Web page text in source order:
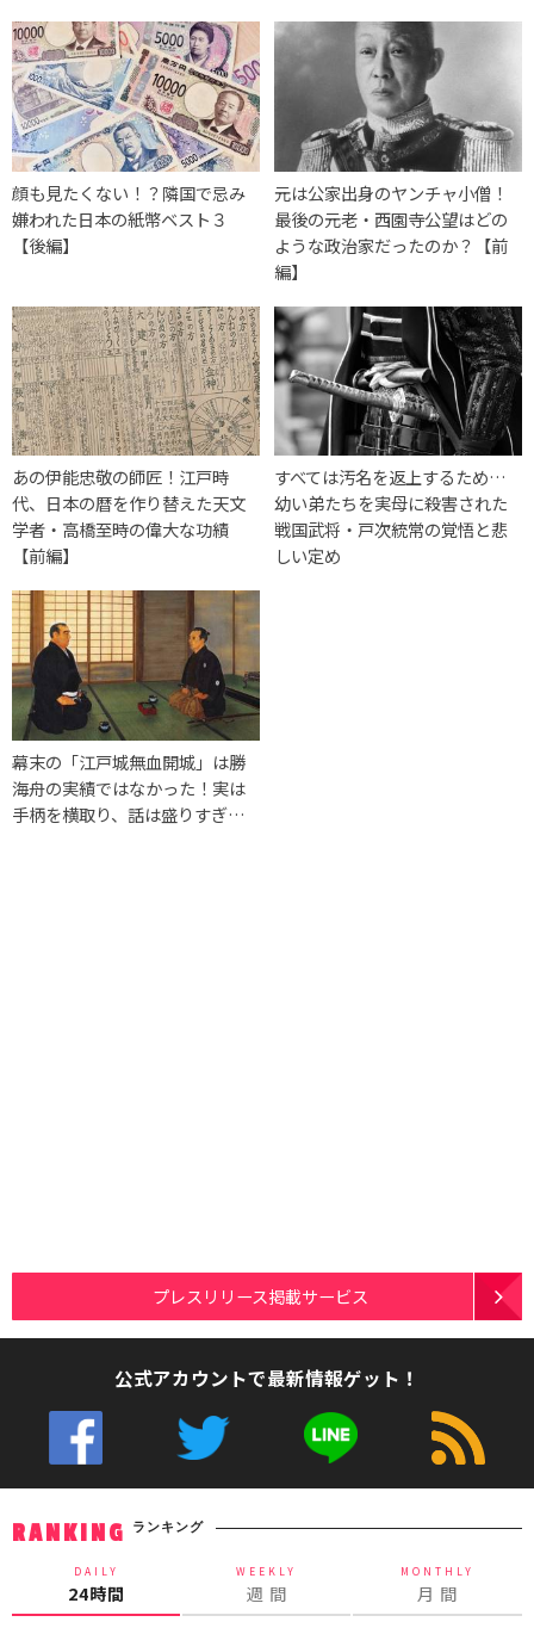
顔も見たくない！？隣国で忌み
嫌われた日本の紙幣ベスト３
【後編】
元は公家出身のヤンチャ小僧！
最後の元老・西園寺公望はどの
ような政治家だったのか？【前
編】
あの伊能忠敬の師匠！江戸時
代、日本の暦を作り替えた天文
学者・高橋至時の偉大な功績
【前編】
すべては汚名を返上するため…
幼い弟たちを実母に殺害された
戦国武将・戸次統常の覚悟と悲
しい定め
幕末の「江戸城無血開城」は勝
海舟の実績ではなかった！実は
手柄を横取り、話は盛りすぎ…
プレスリリース掲載サービス
公式アカウントで最新情報ゲット！
RANKING ランキング
DAILY
24時間
WEEKLY
週 間
MONTHLY
月 間